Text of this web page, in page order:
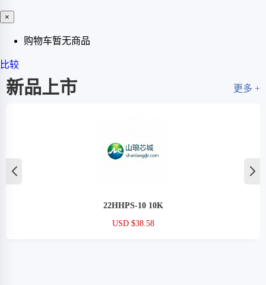
×
购物车暂无商品
比较
新品上市 更多 +
22HHPS-10 10K
USD $38.58